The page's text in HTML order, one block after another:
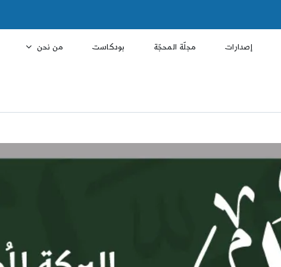
إصدارات مجلّة المحجّة بودكاست من نحن